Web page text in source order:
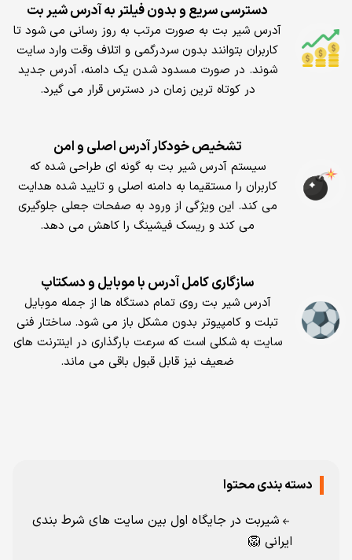
دسترسی سریع و بدون فیلتر به آدرس شیر بت
آدرس شیر بت به صورت مرتب به روز رسانی می شود تا
کاربران بتوانند بدون سردرگمی و اتلاف وقت وارد سایت
شوند. در صورت مسدود شدن یک دامنه، آدرس جدید
در کوتاه ترین زمان در دسترس قرار می گیرد.
تشخیص خودکار آدرس اصلی و امن
سیستم آدرس شیر بت به گونه ای طراحی شده که
کاربران را مستقیما به دامنه اصلی و تایید شده هدایت
می کند. این ویژگی از ورود به صفحات جعلی جلوگیری
می کند و ریسک فیشینگ را کاهش می دهد.
سازگاری کامل آدرس با موبایل و دسکتاپ
آدرس شیر بت روی تمام دستگاه ها از جمله موبایل
تبلت و کامپیوتر بدون مشکل باز می شود. ساختار فنی
سایت به شکلی است که سرعت بارگذاری در اینترنت های
ضعیف نیز قابل قبول باقی می ماند.
دسته بندی محتوا
شیربت در جایگاه اول بین سایت‌ های شرط‌ بندی
ایرانی 🦁